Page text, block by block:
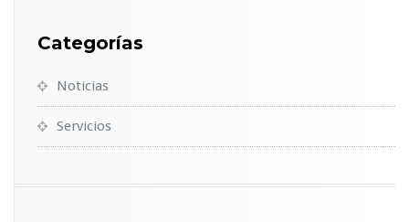
Categorías
Noticias
Servicios